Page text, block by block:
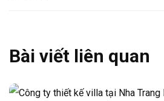
Bài viết liên quan